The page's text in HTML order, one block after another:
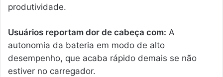
produtividade.
Usuários reportam dor de cabeça com: A
autonomia da bateria em modo de alto
desempenho, que acaba rápido demais se não
estiver no carregador.